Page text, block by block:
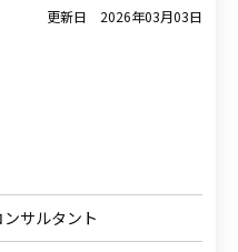
更新日
2026年03月03日
サルタント